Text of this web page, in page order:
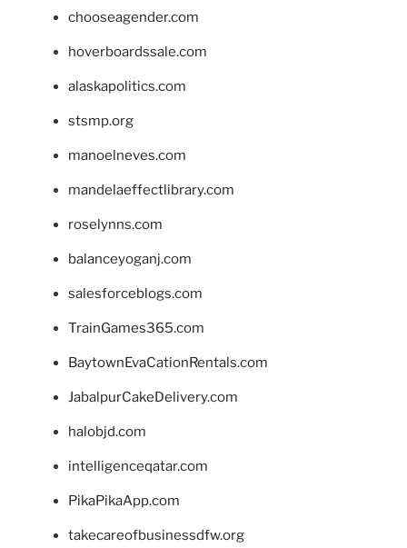
chooseagender.com
hoverboardssale.com
alaskapolitics.com
stsmp.org
manoelneves.com
mandelaeffectlibrary.com
roselynns.com
balanceyoganj.com
salesforceblogs.com
TrainGames365.com
BaytownEvaCationRentals.com
JabalpurCakeDelivery.com
halobjd.com
intelligenceqatar.com
PikaPikaApp.com
takecareofbusinessdfw.org